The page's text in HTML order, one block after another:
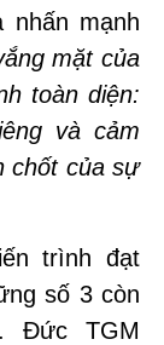
mạnh
mặt của
toàn diện:
và cảm
chốt của sự
trình đạt
số 3 còn
Đức TGM